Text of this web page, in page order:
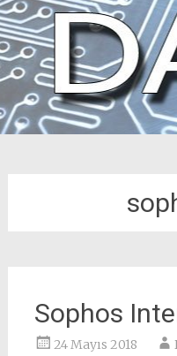
Sophos
24 Mayıs 2018